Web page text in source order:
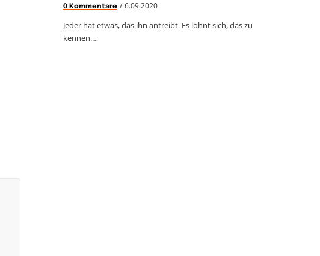
0 Kommentare / 6.09.2020
Jeder hat etwas, das ihn antreibt. Es lohnt sich, das zu
kennen.…